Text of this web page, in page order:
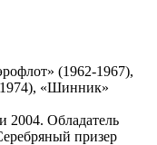
(1962-1967),
«Шинник»
2004. Обладатель
призер